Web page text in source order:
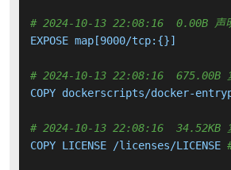
# 2024-10-13 22:08:16  0.00B 声明
EXPOSE map[9000/tcp:{}]
# 2024-10-13 22:08:16  675.00B 复
COPY dockerscripts/docker-
# 2024-10-13 22:08:16  34.52KB 复
COPY LICENSE /licenses/LICENSE